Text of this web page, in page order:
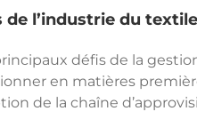
de l’industrie du
défis de la
en matières
de la chaîne